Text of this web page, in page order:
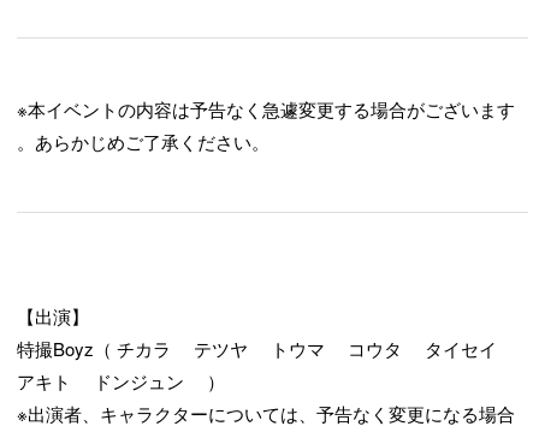
※本イベントの内容は予告なく急遽変更する場合がございます
。あらかじめご了承ください。
【出演】
特撮Boyz（ チカラ テツヤ トウマ コウタ タイセイ
アキト ドンジュン ）
※出演者、キャラクターについては、予告なく変更になる場合